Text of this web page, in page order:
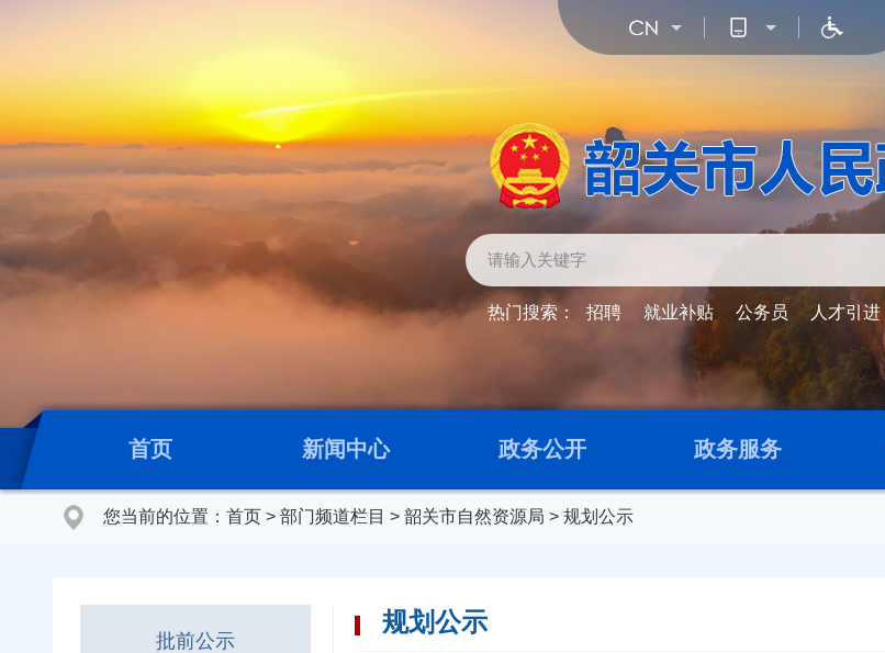
热门搜索： 招聘 就业补贴 公务员 人才引进
首页 新闻中心 政务公开 政务服务
您当前的位置： 首页 > 部门频道栏目 > 韶关市自然资源局 > 规划公示
批前公示
规划公示